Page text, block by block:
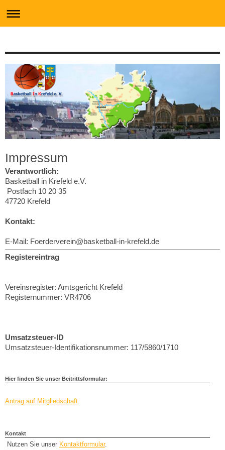
Impressum
Verantwortlich:
Basketball in Krefeld e.V.
Postfach 10 20 35
47720 Krefeld
Kontakt:
E-Mail: Foerderverein@basketball-in-krefeld.de
Registereintrag
Vereinsregister: Amtsgericht Krefeld
Registernummer: VR4706
Umsatzsteuer-ID
Umsatzsteuer-Identifikationsnummer: 117/5860/1710
Hier finden Sie unser Beitrittsformular:
Antrag auf Mitgliedschaft
Kontakt
Nutzen Sie unser Kontaktformular.